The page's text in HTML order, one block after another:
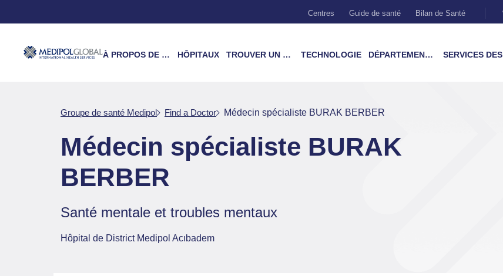
Centres Guide de santé Bilan de Santé
À PROPOS DE NOUS HÔPITAUX TROUVER UN MÉDECIN TECHNOLOGIE DÉPARTEMENTS & TRAITEMENTS SERVICES DES PATIENTS
Groupe de santé Medipol Find a Doctor Médecin spécialiste BURAK BERBER
Médecin spécialiste BURAK
BERBER
Santé mentale et troubles mentaux
Hôpital de District Medipol Acıbadem